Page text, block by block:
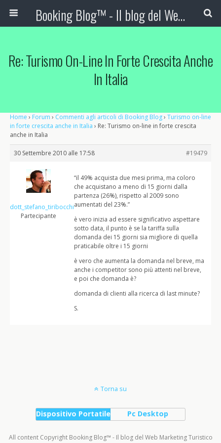
Booking Blog™ - Il blog del Web Marketing Turistico
Re: Turismo On-Line In Forte Crescita Anche
In Italia
Home › Forum › Commenti agli articoli di Booking Blog› Turismo on-line
in forte crescita anche in Italia › Re: Turismo on-line in forte crescita
anche in Italia
30 Settembre 2010 alle 17:58 #19479
dott_stefano_tiribocchi
Partecipante
“il 49% acquista due mesi prima, ma coloro
che acquistano a meno di 15 giorni dalla
partenza (26%), rispetto al 2009 sono
aumentati del 23%.”
è vero inizia ad essere significativo aspettare
sotto data, il punto è se la tariffa sulla
domanda dei 15 giorni sia migliore di quella
praticabile oltre i 15 giorni
è vero che aumenta la domanda nel breve, ma
anche i competitor sono più attenti nel breve,
e poi che domanda è?
domanda di clienti alla ricerca di last minute?
S.
Torna su
Dispositivo Portatile Pc Desktop
All content Copyright Booking Blog™ - Il blog del Web Marketing Turistico